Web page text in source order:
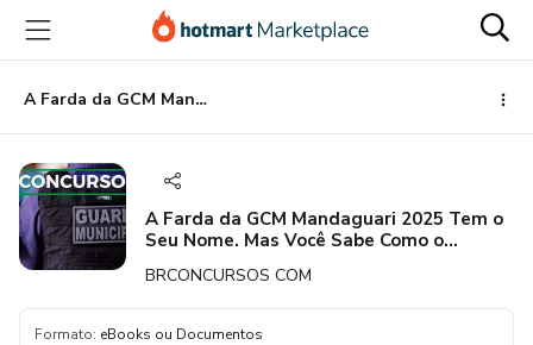
para
conteúdo
principal
para
pagamento
para
rodapé
A Farda da GCM Mandaguari 2025 Tem o Seu Nome. Mas Você Sabe Como o Instituto OMNI Tenta te Eliminar?
A Farda da GCM Mandaguari 2025 Tem o
Seu Nome. Mas Você Sabe Como o
BRCONCURSOS COM
Formato: eBooks ou Documentos